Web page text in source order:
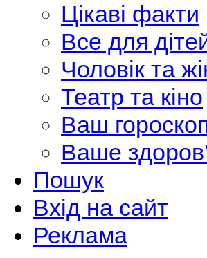
Цікаві факти
Все для
Чоловік та
Театр та кіно
Ваш
Ваше
Пошук
Вхід на сайт
Реклама